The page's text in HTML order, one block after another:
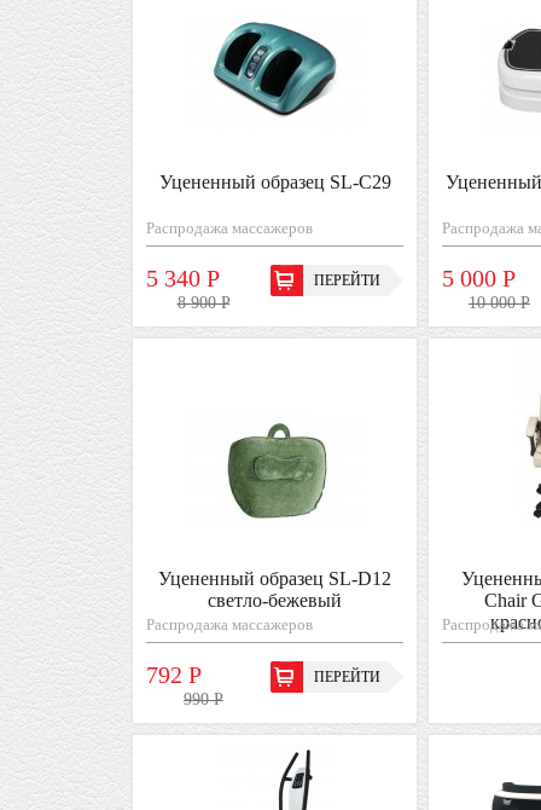
Уцененный образец SL-С29
Распродажа массажеров
8 900 Р
5 340 Р ПЕРЕЙТИ
Распродажа
10 000 Р
5 000 Р
Уцененный образец SL-D12
светло-бежевый
Распродажа массажеров
990 Р
792 Р ПЕРЕЙТИ
Chair
Распродажа